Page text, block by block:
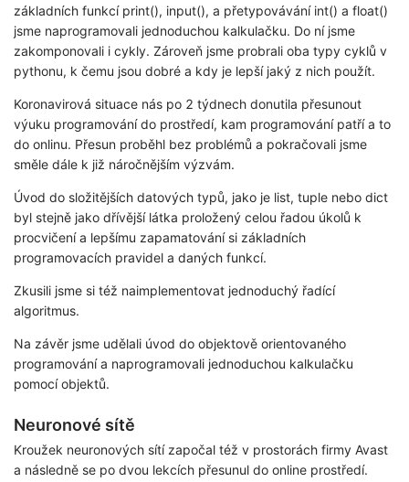
základních funkcí print(), input(), a přetypovávání int() a float()
jsme naprogramovali jednoduchou kalkulačku. Do ní jsme
zakomponovali i cykly. Zároveň jsme probrali oba typy cyklů v
pythonu, k čemu jsou dobré a kdy je lepší jaký z nich použít.
Koronavirová situace nás po 2 týdnech donutila přesunout
výuku programování do prostředí, kam programování patří a to
do onlinu. Přesun proběhl bez problémů a pokračovali jsme
směle dále k již náročnějším výzvám.
Úvod do složitějších datových typů, jako je list, tuple nebo dict
byl stejně jako dřívější látka proložený celou řadou úkolů k
procvičení a lepšímu zapamatování si základních
programovacích pravidel a daných funkcí.
Zkusili jsme si též naimplementovat jednoduchý řadící
algoritmus.
Na závěr jsme udělali úvod do objektově orientovaného
programování a naprogramovali jednoduchou kalkulačku
pomocí objektů.
Neuronové sítě
Kroužek neuronových sítí započal též v prostorách firmy Avast
a následně se po dvou lekcích přesunul do online prostředí.